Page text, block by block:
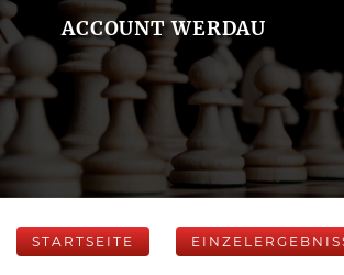
ACCOUNT WERDAU
STARTSEITE